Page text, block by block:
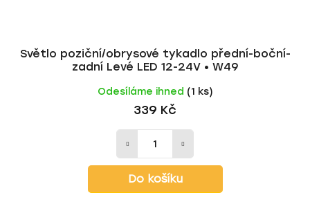
Světlo poziční/obrysové tykadlo přední-boční-
zadní Levé LED 12-24V • W49
Odesíláme ihned (1 ks)
339 Kč
Do košíku